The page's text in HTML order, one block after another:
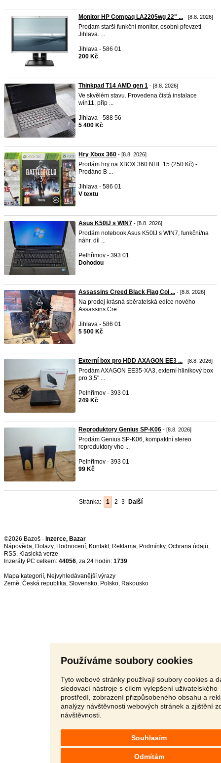
Používáme soubory cookies
Tyto webové stránky používají soubory cookies a
sledovací nástroje s cílem vylepšení uživatelského
prostředí, zobrazení přizpůsobeného obsahu a
analýzy návštěvnosti webových stránek a zjištění
návštěvnosti.
Souhlasím
Odmítám
Monitor HP Compaq LA2205wg 22" ... - [8.8. 2026]
Prodam starší funkční monitor, osobní převzetí
Jihlava. ...
Jihlava - 586 01
200 Kč
Thinkpad T14 AMD gen 1 - [8.8. 2026]
Ve skvělém stavu. Provedena čistá instalace
win11, přip ...
Jihlava - 588 56
5 400 Kč
Hry Xbox 360 - [8.8. 2026]
Prodám hry na XBOX 360 NHL 15 (250 Kč) -
Prodáno B ...
Jihlava - 586 01
V textu
Asus K50IJ s WIN7 - [8.8. 2026]
Prodám notebook Asus K50IJ s WIN7, funkční/na
náhr. díl ...
Pelhřimov - 393 01
Dohodou
Assassins Creed Black Flag Col ... - [8.8. 2026]
Na prodej krásná sběratelská edice nového
Assassins Cre ...
Jihlava - 586 01
5 500 Kč
Externí box pro HDD AXAGON EE3 ... - [8.8. 2026]
Prodám AXAGON EE35-XA3, externí hliníkový box
pro 3,5" ...
Pelhřimov - 393 01
249 Kč
Reproduktory Genius SP-K06 - [8.8. 2026]
Prodám Genius SP-K06, kompaktní stereo
reproduktory vho ...
Pelhřimov - 393 01
99 Kč
Stránka: 1 2 3 Další
©2026 Bazoš - Inzerce, Bazar
Nápověda, Dotazy, Hodnocení, Kontakt, Reklama, Podmínky, Ochrana údajů,
RSS,
Inzeráty PC celkem: 44056, za 24 hodin: 1739
Mapa kategorií, Nejvyhledávanější výrazy
Země: Česká republika, Slovensko, Polsko, Rakousko